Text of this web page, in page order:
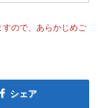
ので、あらかじめご
シェア